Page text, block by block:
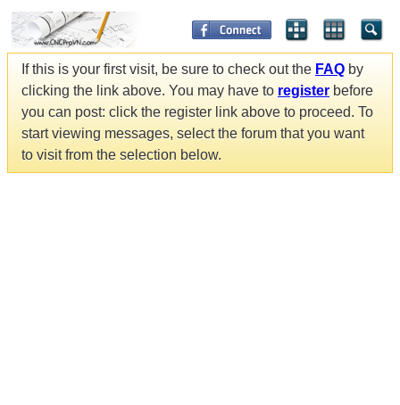
If this is your first visit, be sure to check out the FAQ by
clicking the link above. You may have to register before
you can post: click the register link above to proceed. To
start viewing messages, select the forum that you want
to visit from the selection below.